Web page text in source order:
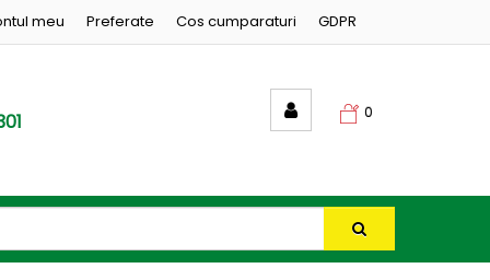
meu Preferate Cos cumparaturi GDPR
0